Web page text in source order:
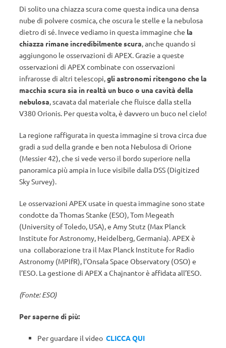
Di solito una chiazza scura come questa indica una densa
nube di polvere cosmica, che oscura le stelle e la nebulosa
dietro di sé. Invece vediamo in questa immagine che la
chiazza rimane incredibilmente scura, anche quando si
aggiungono le osservazioni di APEX. Grazie a queste
osservazioni di APEX combinate con osservazioni
infrarosse di altri telescopi,gli astronomi ritengono che la
macchia scura sia in realtà un buco o una cavità della
nebulosa, scavata dal materiale che fluisce dalla stella
V380 Orionis. Per questa volta, è davvero un buco nel cielo!
La regione raffigurata in questa immagine si trova circa due
gradi a sud della grande e ben nota Nebulosa di Orione
(Messier 42), che si vede verso il bordo superiore nella
panoramica più ampia in luce visibile dalla DSS (Digitized
Sky Survey).
Le osservazioni APEX usate in questa immagine sono state
condotte da Thomas Stanke (ESO), Tom Megeath
(University of Toledo, USA), e Amy Stutz (Max Planck
Institute for Astronomy, Heidelberg, Germania). APEX è
una collaborazione tra il Max Planck Institute for Radio
Astronomy (MPIfR), l’Onsala Space Observatory (OSO) e
l’ESO. La gestione di APEX a Chajnantor è affidata all’ESO.
(Fonte: ESO)
Per saperne di più:
Per guardare il video CLICCA QUI